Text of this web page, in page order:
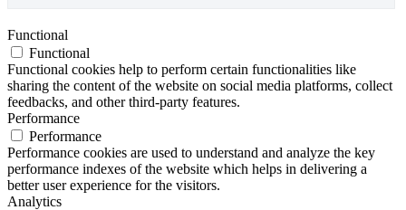
Functional
Functional
Functional cookies help to perform certain functionalities like
sharing the content of the website on social media platforms, collect
feedbacks, and other third-party features.
Performance
Performance
Performance cookies are used to understand and analyze the key
performance indexes of the website which helps in delivering a
better user experience for the visitors.
Analytics